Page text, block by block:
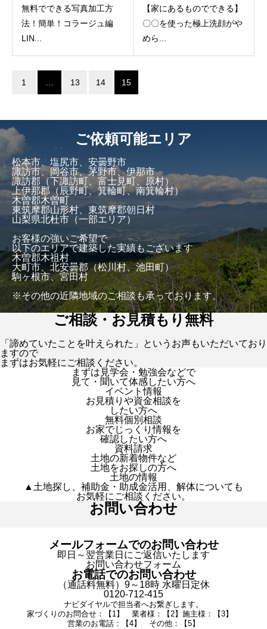
無料でできる写真加工方
法！簡単！コラージュ編
LIN...
【家にあるものでできる】
〇〇を使った極上洗顔がや
めら...
1 13 14 15
ご依頼可能エリア
松本市、塩尻市、安曇野市
諏訪市、岡谷市、茅野市、伊那市
諏訪郡（下諏訪町、富士見町、原村）
上伊那郡（辰野町、箕輪町、南箕輪村）
木曽郡木曽町
東筑摩郡山形村、東筑摩郡朝日村
山梨県北杜市（一部エリア）
お客様の強いご希望で
以下のエリアで建築した実績もございます
木曽郡木祖村
大町市、北安曇郡（松川村、池田町）
駒ヶ根市、宮田村
※その他の近隣地域のご相談も承っております。
ご相談・お見積もり無料
「諦めていたことを叶えられた」というお声もいただいており
ますので
まずはお気軽にご相談ください。
まずは見学会・勉強会などで
見て・聞いて体感したい方へ
イベント情報
お見積りや資金相談を
したい方へ
無料個別相談
お家でじっくり情報を
確認したい方へ
資料請求
土地の新着物件など
土地をお探しの方へ
土地の情報
▲土地探し、補助金・助成金活用、解体についても
お気軽にご相談ください。
お問い合わせ
メールフォームでのお問い合わせ
即日～翌営業日にご返信いたします
お問い合わせフォーム
お電話でのお問い合わせ
（通話料無料）9～18時 水曜日定休
0120-712-415
ナビダイヤルで担当者へお繋ぎします。
家づくりのお問合せ：【1】 業者様：【2】施主様：【3】
営業のお電話：【4】 その他：【5】